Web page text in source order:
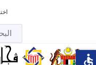
accessible